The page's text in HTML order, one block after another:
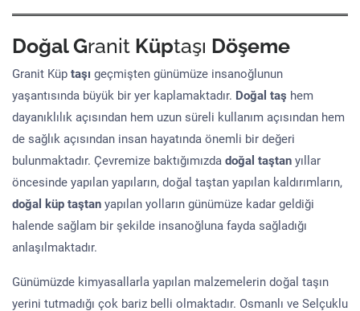
Doğal Granit Küptaşı Döşeme
Granit Küp taşı geçmişten günümüze insanoğlunun
yaşantısında büyük bir yer kaplamaktadır. Doğal taş hem
dayanıklılık açısından hem uzun süreli kullanım açısından hem
de sağlık açısından insan hayatında önemli bir değeri
bulunmaktadır. Çevremize baktığımızda doğal taştan yıllar
öncesinde yapılan yapıların, doğal taştan yapılan kaldırımların,
doğal küp taştan yapılan yolların günümüze kadar geldiği
halende sağlam bir şekilde insanoğluna fayda sağladığı
anlaşılmaktadır.
Günümüzde kimyasallarla yapılan malzemelerin doğal taşın
yerini tutmadığı çok bariz belli olmaktadır. Osmanlı ve Selçuklu